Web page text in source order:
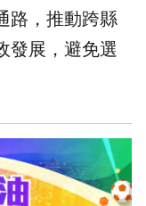
路，推動跨縣
發展，避免選